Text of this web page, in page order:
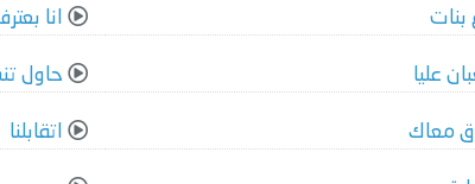
بنات انا
عليا حاول
معاك اتقابلنا